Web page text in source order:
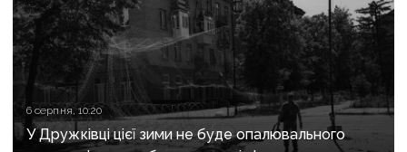
6 серпня, 10:20
У Дружківці цієї зими не буде опалювального